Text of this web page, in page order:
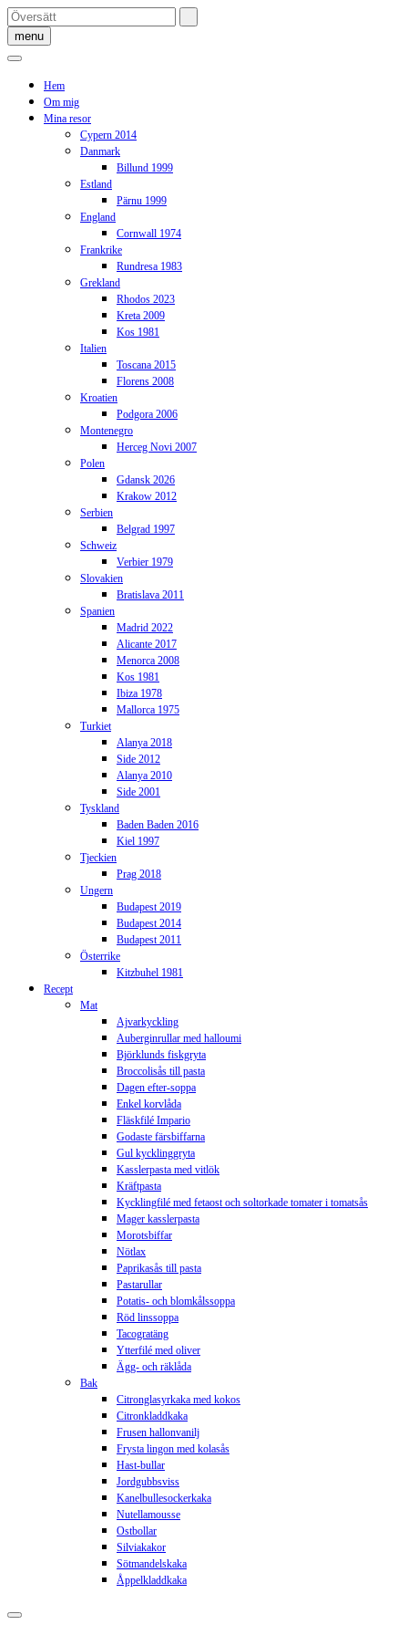
Skip
to
content
menu
Hem
Om mig
Mina resor
Cypern 2014
Danmark
Billund 1999
Estland
Pärnu 1999
England
Cornwall 1974
Frankrike
Rundresa 1983
Grekland
Rhodos 2023
Kreta 2009
Kos 1981
Italien
Toscana 2015
Florens 2008
Kroatien
Podgora 2006
Montenegro
Herceg Novi 2007
Polen
Gdansk 2026
Krakow 2012
Serbien
Belgrad 1997
Schweiz
Verbier 1979
Slovakien
Bratislava 2011
Spanien
Madrid 2022
Alicante 2017
Menorca 2008
Kos 1981
Ibiza 1978
Mallorca 1975
Turkiet
Alanya 2018
Side 2012
Alanya 2010
Side 2001
Tyskland
Baden Baden 2016
Kiel 1997
Tjeckien
Prag 2018
Ungern
Budapest 2019
Budapest 2014
Budapest 2011
Österrike
Kitzbuhel 1981
Recept
Mat
Ajvarkyckling
Auberginrullar med halloumi
Björklunds fiskgryta
Broccolisås till pasta
Dagen efter-soppa
Enkel korvlåda
Fläskfilé Impario
Godaste färsbiffarna
Gul kycklinggryta
Kasslerpasta med vitlök
Kräftpasta
Kycklingfilé med fetaost och soltorkade tomater i tomatsås
Mager kasslerpasta
Morotsbiffar
Nötlax
Paprikasås till pasta
Pastarullar
Potatis- och blomkålssoppa
Röd linssoppa
Tacogratäng
Ytterfilé med oliver
Ägg- och räklåda
Bak
Citronglasyrkaka med kokos
Citronkladdkaka
Frusen hallonvanilj
Frysta lingon med kolasås
Hast-bullar
Jordgubbsviss
Kanelbullesockerkaka
Nutellamousse
Ostbollar
Silviakakor
Sötmandelskaka
Åppelkladdkaka